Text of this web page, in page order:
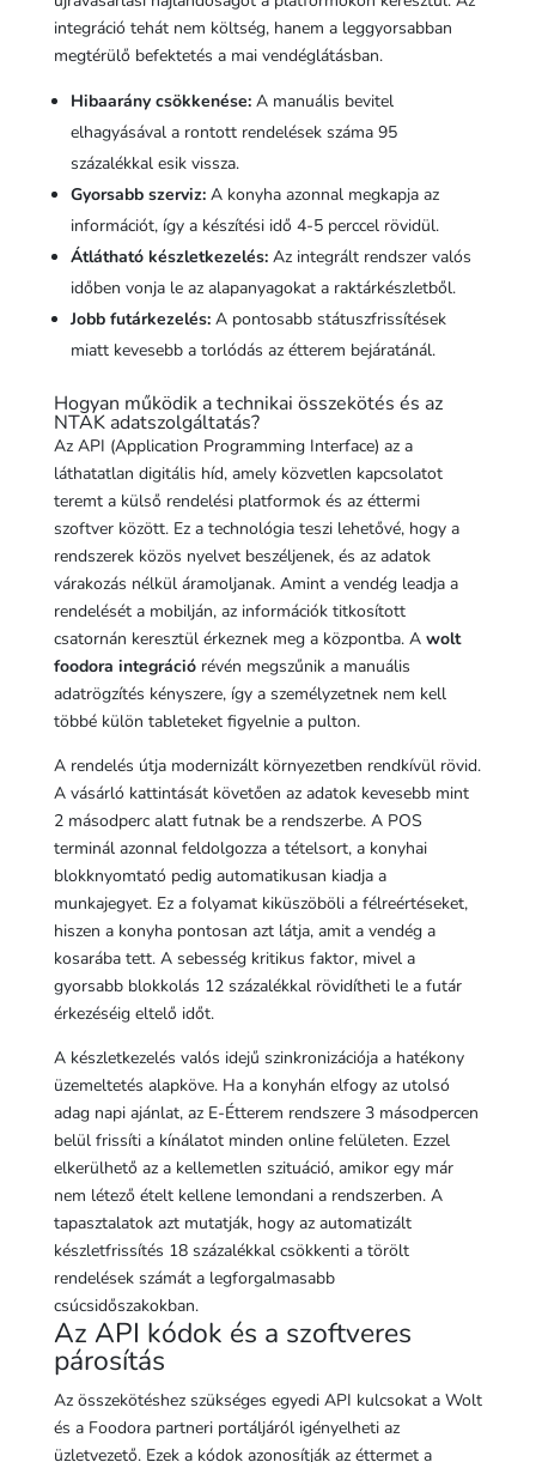
integráció tehát nem költség, hanem a leggyorsabban
megtérülő befektetés a mai vendéglátásban.
Hibaarány csökkenése:A manuális bevitel
elhagyásával a rontott rendelések száma 95
százalékkal esik vissza.
Gyorsabb szerviz:A konyha azonnal megkapja az
információt, így a készítési idő 4-5 perccel rövidül.
Átlátható készletkezelés:Az integrált rendszer valós
időben vonja le az alapanyagokat a raktárkészletből.
Jobb futárkezelés:A pontosabb státuszfrissítések
miatt kevesebb a torlódás az étterem bejáratánál.
Hogyan működik a technikai összekötés és az
NTAK adatszolgáltatás?
Az API (Application Programming Interface) az a
láthatatlan digitális híd, amely közvetlen kapcsolatot
teremt a külső rendelési platformok és az éttermi
szoftver között. Ez a technológia teszi lehetővé, hogy a
rendszerek közös nyelvet beszéljenek, és az adatok
várakozás nélkül áramoljanak. Amint a vendég leadja a
rendelését a mobilján, az információk titkosított
csatornán keresztül érkeznek meg a központba. A wolt
foodora integrációrévén megszűnik a manuális
adatrögzítés kényszere, így a személyzetnek nem kell
többé külön tableteket figyelnie a pulton.
A rendelés útja modernizált környezetben rendkívül rövid.
A vásárló kattintását követően az adatok kevesebb mint
2 másodperc alatt futnak be a rendszerbe. A POS
terminál azonnal feldolgozza a tételsort, a konyhai
blokknyomtató pedig automatikusan kiadja a
munkajegyet. Ez a folyamat kiküszöböli a félreértéseket,
hiszen a konyha pontosan azt látja, amit a vendég a
kosarába tett. A sebesség kritikus faktor, mivel a
gyorsabb blokkolás 12 százalékkal rövidítheti le a futár
érkezéséig eltelő időt.
A készletkezelés valós idejű szinkronizációja a hatékony
üzemeltetés alapköve. Ha a konyhán elfogy az utolsó
adag napi ajánlat, az E-Étterem rendszere 3 másodpercen
belül frissíti a kínálatot minden online felületen. Ezzel
elkerülhető az a kellemetlen szituáció, amikor egy már
nem létező ételt kellene lemondani a rendszerben. A
tapasztalatok azt mutatják, hogy az automatizált
készletfrissítés 18 százalékkal csökkenti a törölt
rendelések számát a legforgalmasabb
csúcsidőszakokban.
Az API kódok és a szoftveres
párosítás
Az összekötéshez szükséges egyedi API kulcsokat a Wolt
és a Foodora partneri portáljáról igényelheti az
üzletvezető. Ezek a kódok azonosítják az éttermet a